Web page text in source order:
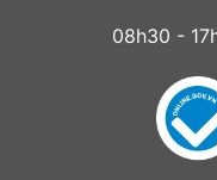
08h30 -